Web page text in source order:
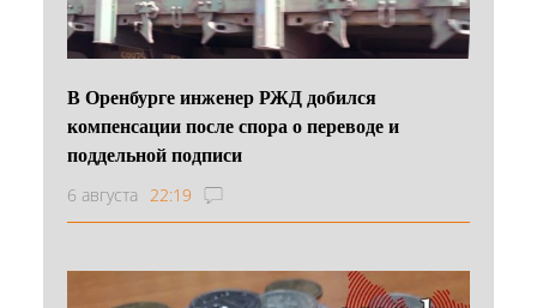
В Оренбурге инженер РЖД добился
компенсации после спора о переводе и
поддельной подписи
6 августа 22:19